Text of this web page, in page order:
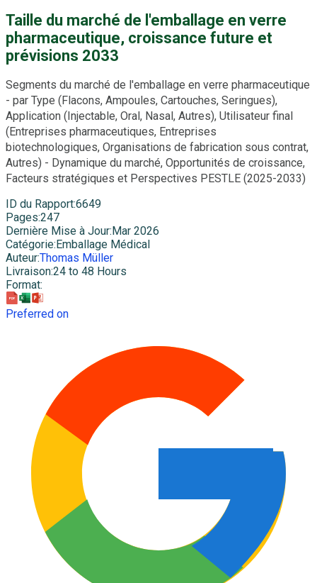
Taille du marché de l'emballage en verre
pharmaceutique, croissance future et
prévisions 2033
Segments du marché de l'emballage en verre pharmaceutique
- par Type (Flacons, Ampoules, Cartouches, Seringues),
Application (Injectable, Oral, Nasal, Autres), Utilisateur final
(Entreprises pharmaceutiques, Entreprises
biotechnologiques, Organisations de fabrication sous contrat,
Autres) - Dynamique du marché, Opportunités de croissance,
Facteurs stratégiques et Perspectives PESTLE (2025-2033)
ID du Rapport:6649
Pages:247
Dernière Mise à Jour: Mar 2026
Catégorie: Emballage Médical
Auteur:Thomas Müller
Livraison:24 to 48 Hours
Format:
Preferred on